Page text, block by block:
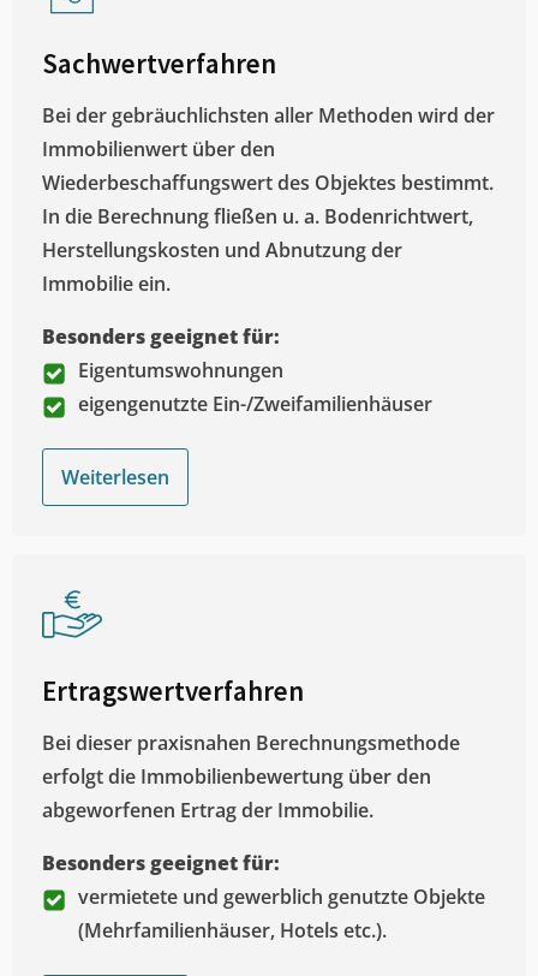
Sachwertverfahren
Bei der gebräuchlichsten aller Methoden wird der
Immobilienwert über den
Wiederbeschaffungswert des Objektes bestimmt.
In die Berechnung fließen u. a. Bodenrichtwert,
Herstellungskosten und Abnutzung der
Immobilie ein.
Besonders geeignet für:
Eigentumswohnungen
eigengenutzte Ein-/Zweifamilienhäuser
Weiterlesen
Ertragswertverfahren
Bei dieser praxisnahen Berechnungsmethode
erfolgt die Immobilienbewertung über den
abgeworfenen Ertrag der Immobilie.
Besonders geeignet für:
vermietete und gewerblich genutzte Objekte
(Mehrfamilienhäuser, Hotels etc.).